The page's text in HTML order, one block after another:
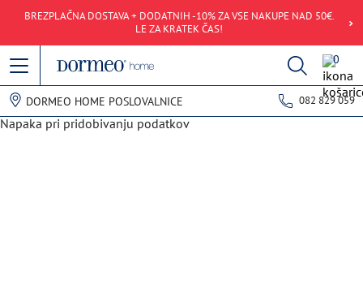
BREZPLAČNA DOSTAVA + DODATNIH -10% ZA VSE NAKUPE NAD 50€.
LE ZA KRATEK ČAS!
0
DORMEO HOME POSLOVALNICE 082 829 059
Napaka pri pridobivanju podatkov